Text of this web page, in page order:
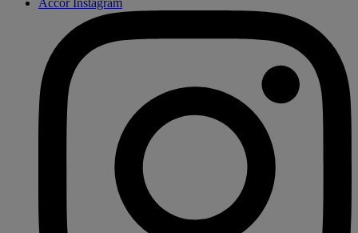
Accor Instagram